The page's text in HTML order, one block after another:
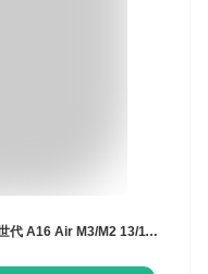
【強化ガラスフィルム 付き】iPad 第11世代 A16 Air M3/M2 13/11インチiPad Pro11(M4) ペン収納付き タッチペン付き 耐衝撃 360度フルカバー 第9世代 mini7 mini6 iPad Air4 10.9 iPad 9.7 2017 2018 Pro 10.5 Air3 ケース 軽量 シンプル